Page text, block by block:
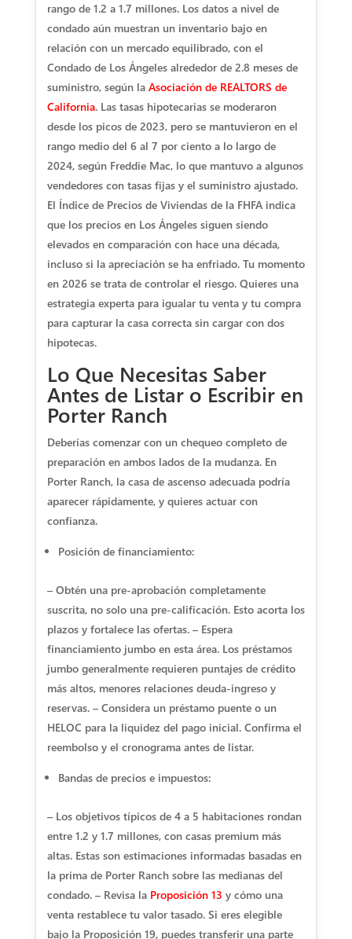
rango de 1.2 a 1.7 millones. Los datos a nivel de
condado aún muestran un inventario bajo en
relación con un mercado equilibrado, con el
Condado de Los Ángeles alrededor de 2.8 meses de
suministro, según la Asociación de REALTORS de
California. Las tasas hipotecarias se moderaron
desde los picos de 2023, pero se mantuvieron en el
rango medio del 6 al 7 por ciento a lo largo de
2024, según Freddie Mac, lo que mantuvo a algunos
vendedores con tasas fijas y el suministro ajustado.
El Índice de Precios de Viviendas de la FHFA indica
que los precios en Los Ángeles siguen siendo
elevados en comparación con hace una década,
incluso si la apreciación se ha enfriado. Tu momento
en 2026 se trata de controlar el riesgo. Quieres una
estrategia experta para igualar tu venta y tu compra
para capturar la casa correcta sin cargar con dos
hipotecas.
Lo Que Necesitas Saber
Antes de Listar o Escribir en
Porter Ranch
Deberías comenzar con un chequeo completo de
preparación en ambos lados de la mudanza. En
Porter Ranch, la casa de ascenso adecuada podría
aparecer rápidamente, y quieres actuar con
confianza.
Posición de financiamiento:
– Obtén una pre-aprobación completamente
suscrita, no solo una pre-calificación. Esto acorta los
plazos y fortalece las ofertas. – Espera
financiamiento jumbo en esta área. Los préstamos
jumbo generalmente requieren puntajes de crédito
más altos, menores relaciones deuda-ingreso y
reservas. – Considera un préstamo puente o un
HELOC para la liquidez del pago inicial. Confirma el
reembolso y el cronograma antes de listar.
Bandas de precios e impuestos:
– Los objetivos típicos de 4 a 5 habitaciones rondan
entre 1.2 y 1.7 millones, con casas premium más
altas. Estas son estimaciones informadas basadas en
la prima de Porter Ranch sobre las medianas del
condado. – Revisa la Proposición 13 y cómo una
venta restablece tu valor tasado. Si eres elegible
bajo la Proposición 19, puedes transferir una parte